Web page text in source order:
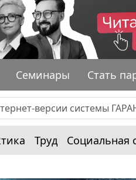
Семинары Стать
Труд Социальная